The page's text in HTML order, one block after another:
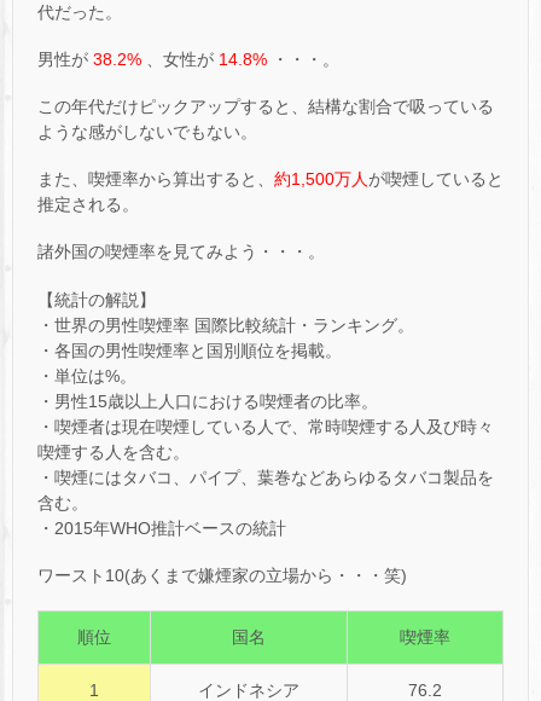
代だった。
男性が 38.2% 、女性が 14.8% ・・・。
この年代だけピックアップすると、結構な割合で吸っている
ような感がしないでもない。
また、喫煙率から算出すると、 約1,500万人 が喫煙していると
推定される。
諸外国の喫煙率を見てみよう・・・。
【統計の解説】
・世界の男性喫煙率 国際比較統計・ランキング。
・各国の男性喫煙率と国別順位を掲載。
・単位は%。
・男性15歳以上人口における喫煙者の比率。
・喫煙者は現在喫煙している人で、常時喫煙する人及び時々
喫煙する人を含む。
・喫煙にはタバコ、パイプ、葉巻などあらゆるタバコ製品を
含む。
・2015年WHO推計ベースの統計
ワースト10(あくまで嫌煙家の立場から・・・笑)
順位 国名 喫煙率
1 インドネシア 76.2